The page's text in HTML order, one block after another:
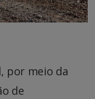
por meio da
de